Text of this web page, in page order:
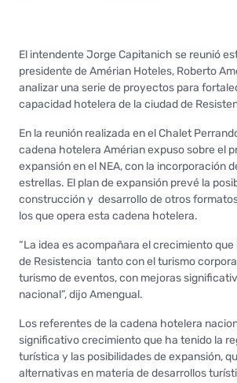
El intendente Jorge Capitanich se reunió
presidente de Amérian Hoteles, Roberto
analizar una serie de proyectos para
capacidad hotelera de la ciudad de
En la reunión realizada en el Chalet
cadena hotelera Amérian expuso sobre el
expansión en el NEA, con la incorporación
estrellas. El plan de expansión prevé la
construcción y desarrollo de otros
los que opera esta cadena hotelera.
“La idea es acompañara el crecimiento
de Resistencia tanto con el turismo
turismo de eventos, con mejoras
nacional”, dijo Amengual.
Los referentes de la cadena hotelera
significativo crecimiento que ha tenido la
turística y las posibilidades de expansión,
alternativas en materia de desarrollos